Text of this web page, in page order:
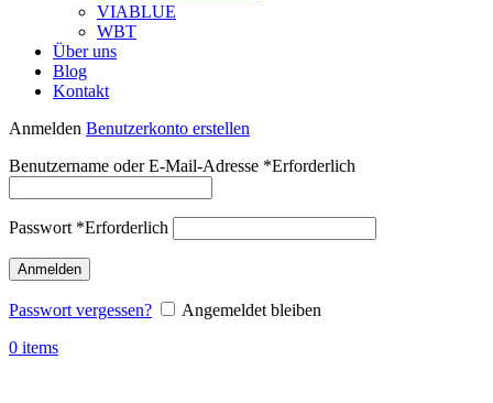
VIABLUE
WBT
Über uns
Blog
Kontakt
Anmelden Benutzerkonto erstellen
Benutzername oder E-Mail-Adresse *Erforderlich
Passwort *Erforderlich
Anmelden
Passwort vergessen?
Angemeldet bleiben
0 items